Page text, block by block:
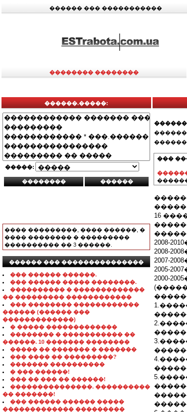
������ ��� �����������
�������� ��������
������.�����:
�����:
���� ���������, ���� ������, �
���� �������� � ���������
���������� �� 3 ������.
������ ��� ���������������
��� ������ ������.
��� ������ ����� ��������.
���������� � �������������
�� ��������� ������������
��� �������� ������������
������ (������ ���
�������������)
� ����� �������������
�������� � ����������� ��
������. 10 ������� ��������
����� �� ������� � �������
��� ���� �� ���������?
������� ����������
� ��� ������!
��� �� ��� �� ������!
���������������. ����������
�� �������!
��� ������ ������ �����
������������� ���������
���
16
2008-
2008-
2007-
2005-
2000-